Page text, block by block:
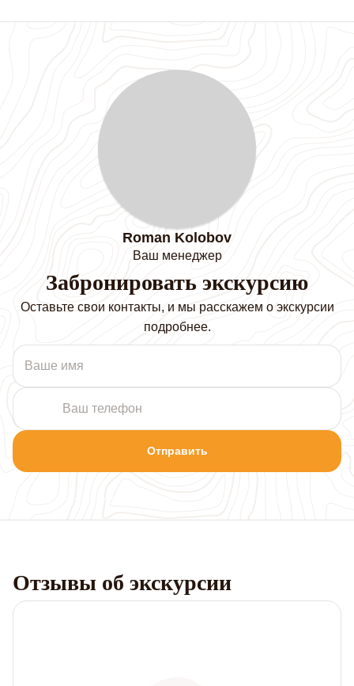
Roman Kolobov
Ваш менеджер
Забронировать экскурсию
Оставьте свои контакты, и мы расскажем о экскурсии
подробнее.
Отправить
Отзывы об экскурсии